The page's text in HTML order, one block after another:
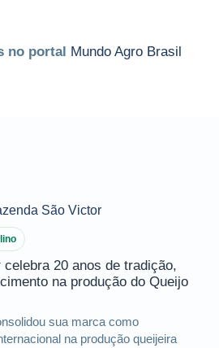
no portal Mundo Agro Brasil
celebra 20 anos de tradição,
na produção do Queijo
sua marca como
na produção queijeira